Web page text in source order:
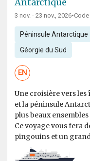
3 nov. - 23 nov., 2026•
Péninsule Antarctique
Géorgie du Sud
EN
Une croisière vers les
et la péninsule
plus beaux
Ce voyage vous fera
pingouins et un